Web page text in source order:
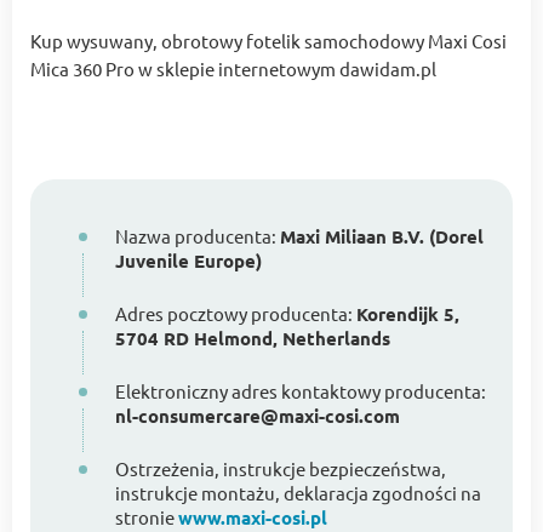
Kup wysuwany, obrotowy fotelik samochodowy Maxi Cosi
Mica 360 Pro w sklepie internetowym dawidam.pl
Nazwa producenta: Maxi Miliaan B.V. (Dorel
Juvenile Europe)
Adres pocztowy producenta: Korendijk 5,
5704 RD Helmond, Netherlands
Elektroniczny adres kontaktowy producenta:
nl-consumercare@maxi-cosi.com
Ostrzeżenia, instrukcje bezpieczeństwa,
instrukcje montażu, deklaracja zgodności na
stroniewww.maxi-cosi.pl